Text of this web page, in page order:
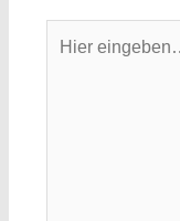
eingeben…